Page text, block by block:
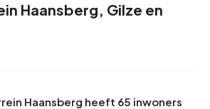
Haansberg, Gilze en
Haansberg heeft 65 inwoners